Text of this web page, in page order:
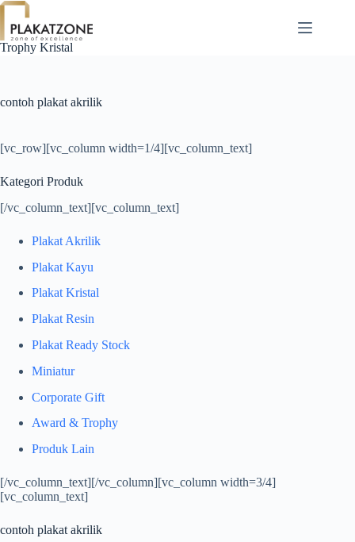
Skip
content
Trophy Kristal
contoh plakat akrilik
[vc_row][vc_column width=1/4][vc_column_text]
Kategori Produk
[/vc_column_text][vc_column_text]
Plakat Akrilik
Plakat Kayu
Plakat Kristal
Plakat Resin
Plakat Ready Stock
Miniatur
Corporate Gift
Award & Trophy
Produk Lain
[/vc_column_text][/vc_column][vc_column width=3/4]
[vc_column_text]
contoh plakat akrilik